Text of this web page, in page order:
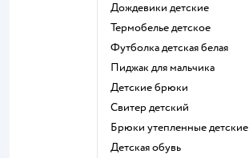
Дождевики детские
Термобелье детское
Футболка детская белая
Пиджак для мальчика
Детские брюки
Свитер детский
Брюки утепленные детские
Детская обувь